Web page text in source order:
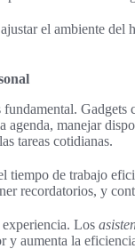
el ambiente
agenda, manejar
tareas cotidianas.
de trabajo
recordatorios, y
Los
y aumenta la